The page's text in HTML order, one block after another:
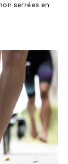
serrées en